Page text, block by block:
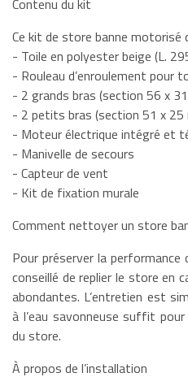
Contenu du kit
Ce kit de store banne motorisé
- Toile en polyester beige (L.
- Rouleau d’enroulement pour
- 2 grands bras (section 56 x
- 2 petits bras (section 51 x 25
- Moteur électrique intégré et
- Manivelle de secours
- Capteur de vent
- Kit de fixation murale
Comment nettoyer un store
Pour préserver la
conseillé de replier le store en
abondantes. L’entretien est
à l’eau savonneuse suffit
du store.
À propos de l’installation